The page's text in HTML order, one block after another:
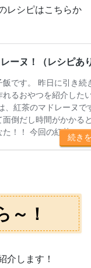
レシピはこちらか
～！
介します！